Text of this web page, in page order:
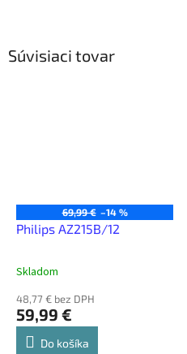
Súvisiaci tovar
69,99 € –14 %
Philips AZ215B/12
Skladom
48,77 € bez DPH
59,99 €
Do košíka